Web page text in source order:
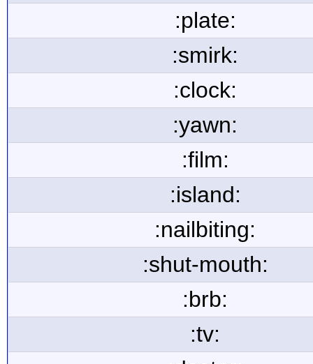
:plate:
:smirk:
:clock:
:yawn:
:film:
:island:
:nailbiting:
:shut-mouth:
:brb:
:tv: